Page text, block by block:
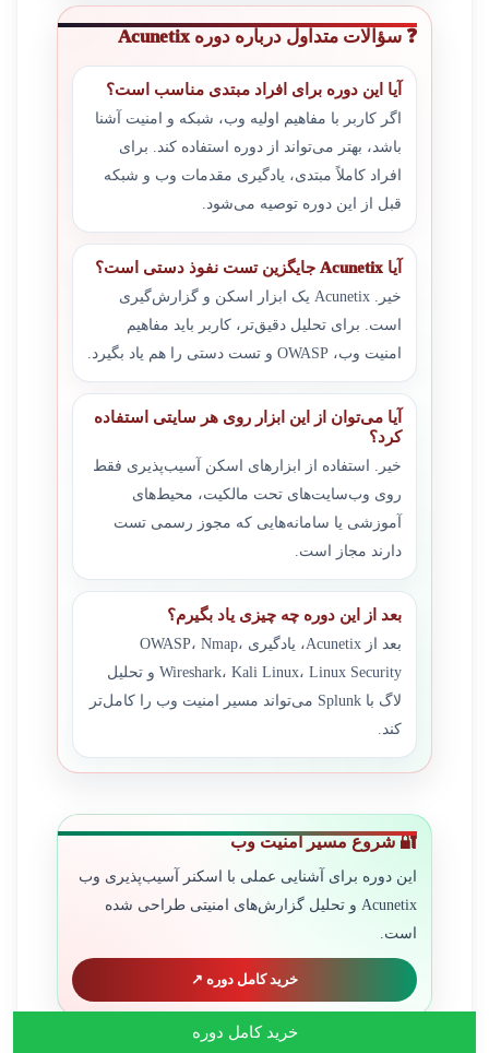
❓ سؤالات متداول درباره دوره Acunetix
آیا این دوره برای افراد مبتدی مناسب است؟
اگر کاربر با مفاهیم اولیه وب، شبکه و امنیت آشنا
باشد، بهتر می‌تواند از دوره استفاده کند. برای
افراد کاملاً مبتدی، یادگیری مقدمات وب و شبکه
قبل از این دوره توصیه می‌شود.
آیا Acunetix جایگزین تست نفوذ دستی است؟
خیر. Acunetix یک ابزار اسکن و گزارش‌گیری
است. برای تحلیل دقیق‌تر، کاربر باید مفاهیم
امنیت وب، OWASP و تست دستی را هم یاد بگیرد.
آیا می‌توان از این ابزار روی هر سایتی استفاده
کرد؟
خیر. استفاده از ابزارهای اسکن آسیب‌پذیری فقط
روی وب‌سایت‌های تحت مالکیت، محیط‌های
آموزشی یا سامانه‌هایی که مجوز رسمی تست
دارند مجاز است.
بعد از این دوره چه چیزی یاد بگیرم؟
بعد از Acunetix، یادگیری OWASP، Nmap،
Wireshark، Kali Linux، Linux Security و تحلیل
لاگ با Splunk می‌تواند مسیر امنیت وب را کامل‌تر
کند.
🔐 شروع مسیر امنیت وب
این دوره برای آشنایی عملی با اسکنر آسیب‌پذیری وب
Acunetix و تحلیل گزارش‌های امنیتی طراحی شده
است.
خرید کامل دوره ↗
📌 پیش‌نیازهای پیشنهادی
خرید کامل دوره